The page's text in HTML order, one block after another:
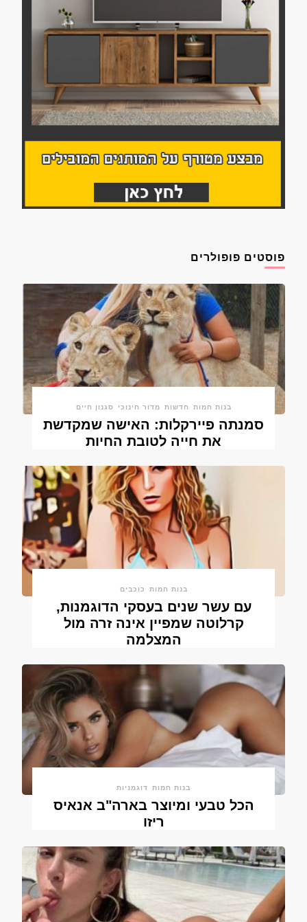
פוסטים פופולרים
בנות חמות חדשות מדור חינוכי סגנון חיים
סמנתה פיירקלות: האישה שמקדשת
את חייה לטובת החיות
בנות חמות כוכבים
עם עשר שנים בעסקי הדוגמנות,
קרלוטה שמפיין אינה זרה מול
המצלמה
בנות חמות דוגמניות
הכל טבעי ומיוצר בארה"ב אנאיס
ריזו